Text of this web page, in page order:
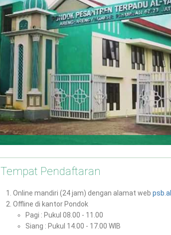
Tempat Pendaftaran
Online mandiri (24 jam) dengan alamat web
Offline di kantor Pondok
Pagi : Pukul 08.00 - 11.00
Siang : Pukul 14.00 - 17.00 WIB